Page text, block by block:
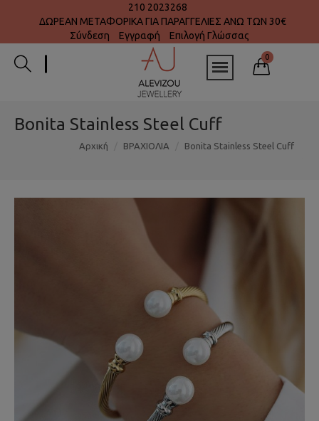
210 2023268
ΔΩΡΕΑΝ ΜΕΤΑΦΟΡΙΚΑ ΓΙΑ ΠΑΡΑΓΓΕΛΙΕΣ ΑΝΩ ΤΩΝ 30€
Σύνδεση
Εγγραφή Επιλογή Γλώσσας
0
Bonita Stainless Steel Cuff
Αρχική ΒΡΑΧΙΟΛΙΑ Bonita Stainless Steel Cuff